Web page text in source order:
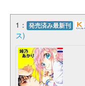
1： 発売済み最新刊
ス)